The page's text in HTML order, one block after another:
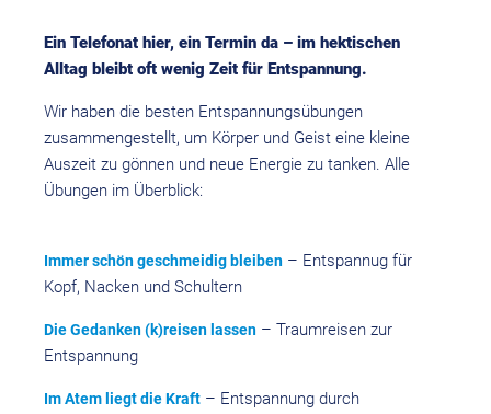
Ein Telefonat hier, ein Termin da – im hektischen
Alltag bleibt oft wenig Zeit für Entspannung.
Wir haben die besten Entspannungsübungen
zusammengestellt, um Körper und Geist eine kleine
Auszeit zu gönnen und neue Energie zu tanken. Alle
Übungen im Überblick:
Immer schön geschmeidig bleiben – Entspannug für
Kopf, Nacken und Schultern
Die Gedanken (k)reisen lassen – Traumreisen zur
Entspannung
Im Atem liegt die Kraft – Entspannung durch